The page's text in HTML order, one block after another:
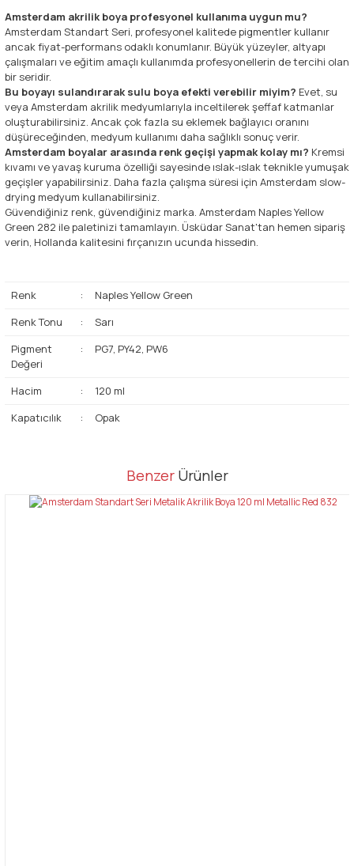
Amsterdam akrilik boya profesyonel kullanıma uygun mu?
Amsterdam Standart Seri, profesyonel kalitede pigmentler kullanır
ancak fiyat-performans odaklı konumlanır. Büyük yüzeyler, altyapı
çalışmaları ve eğitim amaçlı kullanımda profesyonellerin de tercihi olan
bir seridir.
Bu boyayı sulandırarak sulu boya efekti verebilir miyim? Evet, su
veya Amsterdam akrilik medyumlarıyla inceltilerek şeffaf katmanlar
oluşturabilirsiniz. Ancak çok fazla su eklemek bağlayıcı oranını
düşüreceğinden, medyum kullanımı daha sağlıklı sonuç verir.
Amsterdam boyalar arasında renk geçişi yapmak kolay mı? Kremsi
kıvamı ve yavaş kuruma özelliği sayesinde ıslak-ıslak teknikle yumuşak
geçişler yapabilirsiniz. Daha fazla çalışma süresi için Amsterdam slow-
drying medyum kullanabilirsiniz.
Güvendiğiniz renk, güvendiğiniz marka. Amsterdam Naples Yellow
Green 282 ile paletinizi tamamlayın. Üsküdar Sanat'tan hemen sipariş
verin, Hollanda kalitesini fırçanızın ucunda hissedin.
Renk :
Naples Yellow Green
Renk Tonu
:
Sarı
Pigment
Değeri
: PG7, PY42, PW6
Hacim :
120 ml
Kapatıcılık
: Opak
Bu ürüne ilk yorumu siz yapın!
Bu ürünün fiyat bilgisi, resim, ürün açıklamalarında ve diğer
tarafımıza iletebilirsiniz.
Benzer Ürünler